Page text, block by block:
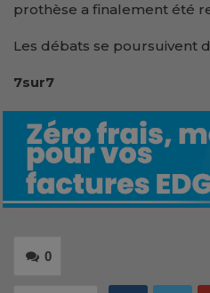
prothèse a finalement été
Les débats se poursuivent
7sur7
0